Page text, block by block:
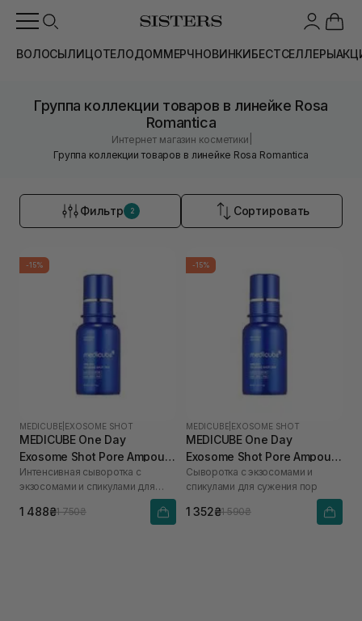
ВОЛОСЫЛИЦОТЕЛОДОММЕРЧНОВИНКИБЕСТСЕЛЛЕРЫ
Группа коллекции товаров в линейке Rosa
Romantica
Интернет магазин косметики
Группа коллекции товаров в линейке Rosa Romantica
Фильтр 2 Сортировать
-15%
MEDICUBE EXOSOME SHOT
MEDICUBE One Day
Exosome Shot Pore Ampoule
7500 30 мл
Интенсивная сыворотка с
экзосомами и спикулами для
1 488₴1 750₴
-15%
MEDICUBE EXOSOME SHOT
MEDICUBE One Day
Exosome Shot Pore Ampoule
2000 30 мл
Сыворотка с экзосомами и
спикулами для сужения пор
1 352₴1 590₴